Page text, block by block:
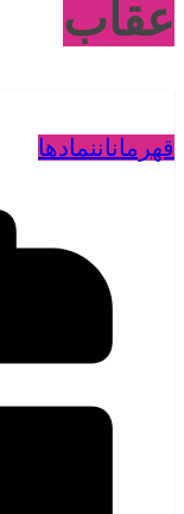
عقاب
قهرماناننمادها